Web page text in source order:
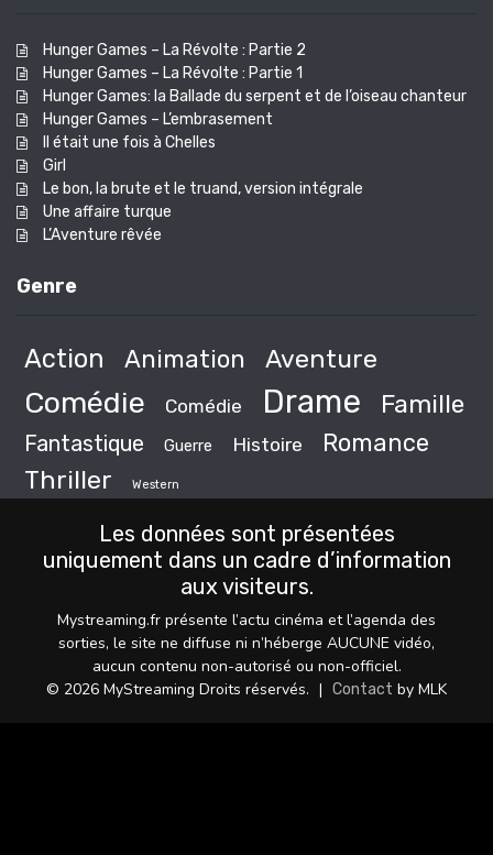
Hunger Games – La Révolte : Partie 2
Hunger Games – La Révolte : Partie 1
Hunger Games: la Ballade du serpent et de l’oiseau chanteur
Hunger Games – L’embrasement
Il était une fois à Chelles
Girl
Le bon, la brute et le truand, version intégrale
Une affaire turque
L’Aventure rêvée
Genre
Action Animation Aventure
Comédie Comédie Drame Famille
Fantastique Guerre Histoire Romance
Thriller Western
Les données sont présentées
uniquement dans un cadre d’information
aux visiteurs.
Mystreaming.fr présente l’actu cinéma et l’agenda des
sorties, le site ne diffuse ni n’héberge AUCUNE vidéo,
aucun contenu non-autorisé ou non-officiel.
© 2026 MyStreaming Droits réservés. | Contact by MLK